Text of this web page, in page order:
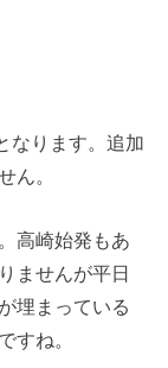
なります。追加
ん。
高崎始発もあ
ませんが平日
埋まっている
すね。